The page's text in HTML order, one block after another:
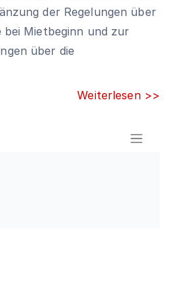
der Regelungen über
bei Mietbeginn und zur
über die
Weiterlesen >>